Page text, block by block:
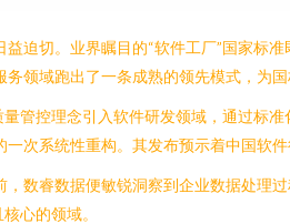
迫切。业界瞩目的“软件工厂”国家标
领域跑出了一条成熟的领先模式，为
管控理念引入软件研发领域，通过标
次系统性重构。其发布预示着中国软
数睿数据便敏锐洞察到企业数据处
心的领域。